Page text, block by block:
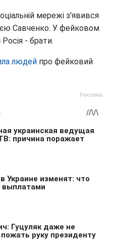
мережі з'явився
Савченко. У фейковом
Росія - брати.
людей про фейковий